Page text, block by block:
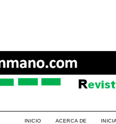
INICIO ACERCA DE